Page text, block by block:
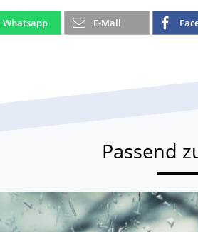
Whatsapp E-Mail
Passend